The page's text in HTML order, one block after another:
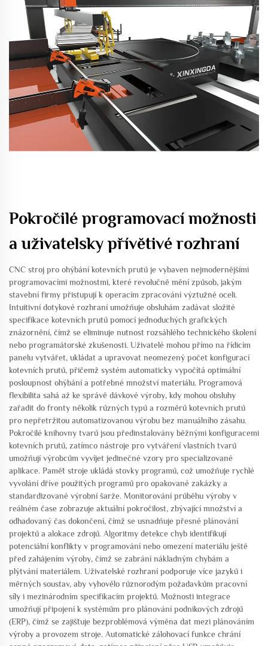
Pokročilé programovací možnosti
a uživatelsky přívětivé rozhraní
CNC stroj pro ohýbání kotevních prutů je vybaven nejmodernějšími
programovacími možnostmi, které revolučně mění způsob, jakým
stavební firmy přistupují k operacím zpracování výztužné oceli.
Intuitivní dotykové rozhraní umožňuje obsluhám zadávat složité
specifikace kotevních prutů pomocí jednoduchých grafických
znázornění, čímž se eliminuje nutnost rozsáhlého technického školení
nebo programátorské zkušenosti. Uživatelé mohou přímo na řídicím
panelu vytvářet, ukládat a upravovat neomezený počet konfigurací
kotevních prutů, přičemž systém automaticky vypočítá optimální
posloupnost ohýbání a potřebné množství materiálu. Programová
flexibilita sahá až ke správě dávkové výroby, kdy mohou obsluhy
zařadit do fronty několik různých typů a rozměrů kotevních prutů
pro nepřetržitou automatizovanou výrobu bez manuálního zásahu.
Pokročilé knihovny tvarů jsou předinstalovány běžnými konfiguracemi
kotevních prutů, zatímco nástroje pro vytváření vlastních tvarů
umožňují výrobcům vyvíjet jedinečné vzory pro specializované
aplikace. Paměť stroje ukládá stovky programů, což umožňuje rychlé
vyvolání dříve použitých programů pro opakované zakázky a
standardizované výrobní šarže. Monitorování průběhu výroby v
reálném čase zobrazuje aktuální pokročilost, zbývající množství a
odhadovaný čas dokončení, čímž se usnadňuje přesné plánování
projektů a alokace zdrojů. Algoritmy detekce chyb identifikují
potenciální konflikty v programování nebo omezení materiálu ještě
před zahájením výroby, čímž se zabrání nákladným chybám a
plýtvání materiálem. Uživatelské rozhraní podporuje více jazyků i
měrných soustav, aby vyhovělo různorodým požadavkům pracovní
síly i mezinárodním specifikacím projektů. Možnosti integrace
umožňují připojení k systémům pro plánování podnikových zdrojů
(ERP), čímž se zajišťuje bezproblémová výměna dat mezi plánováním
výroby a provozem stroje. Automatické zálohovací funkce chrání